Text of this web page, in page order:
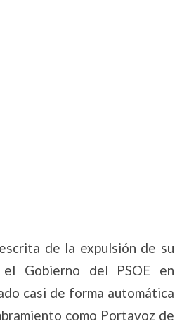
de la expulsión de su
Gobierno del PSOE en
casi de forma automática
como Portavoz de